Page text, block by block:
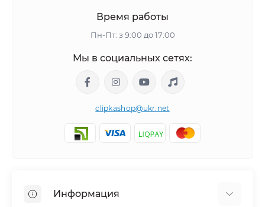
Время работы
Пн-Пт: з 9:00 до 17:00
Мы в социальных сетях:
clipkashop@ukr.net
Информация